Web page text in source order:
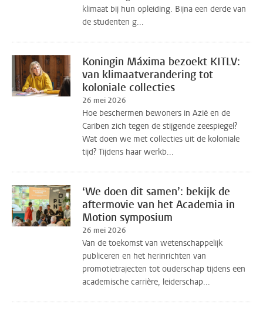
klimaat bij hun opleiding. Bijna een derde van
de studenten g...
Koningin Máxima bezoekt KITLV:
van klimaatverandering tot
koloniale collecties
26 mei 2026
Hoe beschermen bewoners in Azië en de
Cariben zich tegen de stijgende zeespiegel?
Wat doen we met collecties uit de koloniale
tijd? Tijdens haar werkb...
‘We doen dit samen’: bekijk de
aftermovie van het Academia in
Motion symposium
26 mei 2026
Van de toekomst van wetenschappelijk
publiceren en het herinrichten van
promotietrajecten tot ouderschap tijdens een
academische carrière, leiderschap...